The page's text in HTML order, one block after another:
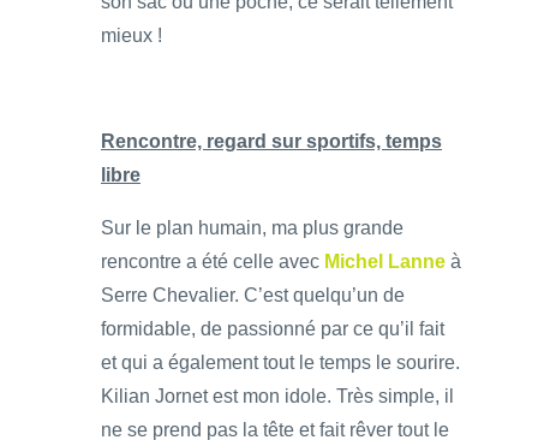
mieux !
Rencontre, regard sur sportifs, temps
libre
Sur le plan humain, ma plus grande
rencontre a été celle avec Michel Lanne à
Serre Chevalier. C’est quelqu’un de
formidable, de passionné par ce qu’il fait
et qui a également tout le temps le sourire.
Kilian Jornet est mon idole. Très simple, il
ne se prend pas la tête et fait rêver tout le